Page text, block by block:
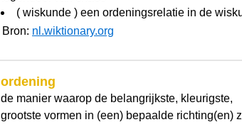
( wiskunde ) een ordeningsrelatie in de
Bron: nl.wiktionary.org
ordening
de manier waarop de belangrijkste, kleurigste,
grootste vormen in (een) bepaalde richting(en)